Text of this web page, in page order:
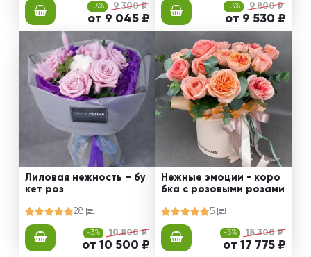
-3% 9 300 ₽
от 9 045 ₽
-3% 9 800 ₽
от 9 530 ₽
Лиловая нежность – бу
кет роз
28
-3% 10 800 ₽
от 10 500 ₽
Нежные эмоции - коро
бка с розовыми розами
5
-3% 18 300 ₽
от 17 775 ₽